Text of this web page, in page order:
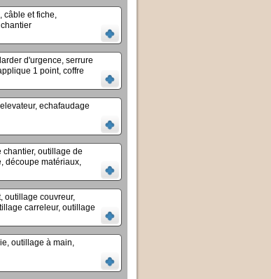
câble et fiche,
d'urgence, serrure
1 point, coffre
echafaudage
outillage de
découpe matériaux,
outillage couvreur,
carreleur, outillage
outillage à main,